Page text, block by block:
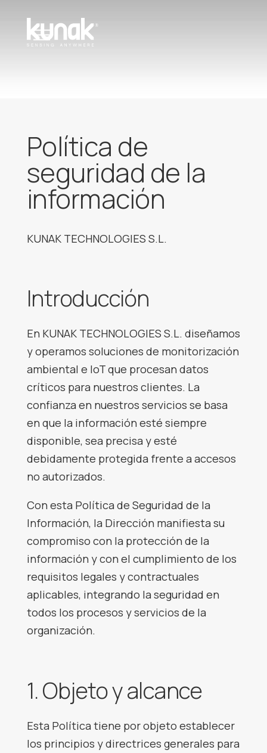
Política de
seguridad de la
información
KUNAK TECHNOLOGIES S.L.
Introducción
En KUNAK TECHNOLOGIES S.L. diseñamos
y operamos soluciones de monitorización
ambiental e IoT que procesan datos
críticos para nuestros clientes. La
confianza en nuestros servicios se basa
en que la información esté siempre
disponible, sea precisa y esté
debidamente protegida frente a accesos
no autorizados.
Con esta Política de Seguridad de la
Información, la Dirección manifiesta su
compromiso con la protección de la
información y con el cumplimiento de los
requisitos legales y contractuales
aplicables, integrando la seguridad en
todos los procesos y servicios de la
organización.
1. Objeto y alcance
Esta Política tiene por objeto establecer
los principios y directrices generales para